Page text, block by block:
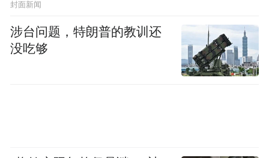
封面新闻
涉台问题，特朗普的教训还
没吃够